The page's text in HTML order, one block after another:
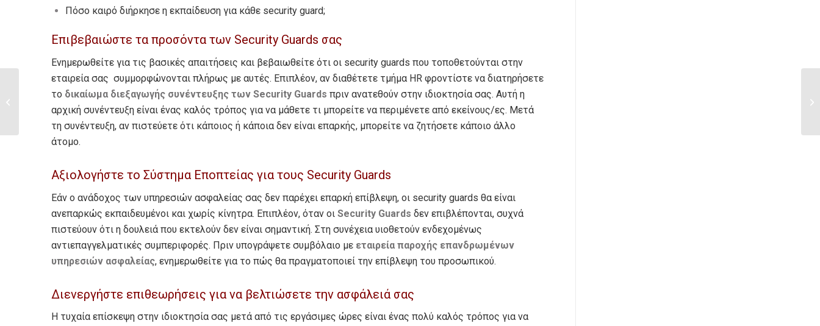
Πόσο καιρό διήρκησε η εκπαίδευση για κάθε security guard;
Επιβεβαιώστε τα προσόντα των Security Guards σας
Ενημερωθείτε για τις βασικές απαιτήσεις και βεβαιωθείτε ότι οι security guards που τοποθετούνται στην
εταιρεία σας συμμορφώνονται πλήρως με αυτές. Επιπλέον, αν διαθέτετε τμήμα HR φροντίστε να διατηρήσετε
το δικαίωμα διεξαγωγής συνέντευξης τωνSecurity Guards πριν ανατεθούν στην ιδιοκτησία σας. Αυτή η
αρχική συνέντευξη είναι ένας καλός τρόπος για να μάθετε τι μπορείτε να περιμένετε από εκείνους/ες. Μετά
τη συνέντευξη, αν πιστεύετε ότι κάποιος ή κάποια δεν είναι επαρκής, μπορείτε να ζητήσετε κάποιο άλλο
άτομο.
Αξιολογήστε το Σύστημα Εποπτείας για τους Security Guards
Εάν ο ανάδοχος των υπηρεσιών ασφαλείας σας δεν παρέχει επαρκή επίβλεψη, οι security guards θα είναι
ανεπαρκώς εκπαιδευμένοι και χωρίς κίνητρα. Επιπλέον, όταν οι Security Guards δεν επιβλέπονται, συχνά
πιστεύουν ότι η δουλειά που εκτελούν δεν είναι σημαντική. Στη συνέχεια υιοθετούν ενδεχομένως
αντιεπαγγελματικές συμπεριφορές. Πριν υπογράψετε συμβόλαιο με εταιρεία παροχής επανδρωμένων
υπηρεσιών ασφαλείας, ενημερωθείτε για το πώς θα πραγματοποιεί την επίβλεψη του προσωπικού.
Διενεργήστε επιθεωρήσεις για να βελτιώσετε την ασφάλειά σας
Η τυχαία επίσκεψη στην ιδιοκτησία σας μετά από τις εργάσιμες ώρες είναι ένας πολύ καλός τρόπος για να
Επανδρωμένη
εγκαταστάσεις Log...